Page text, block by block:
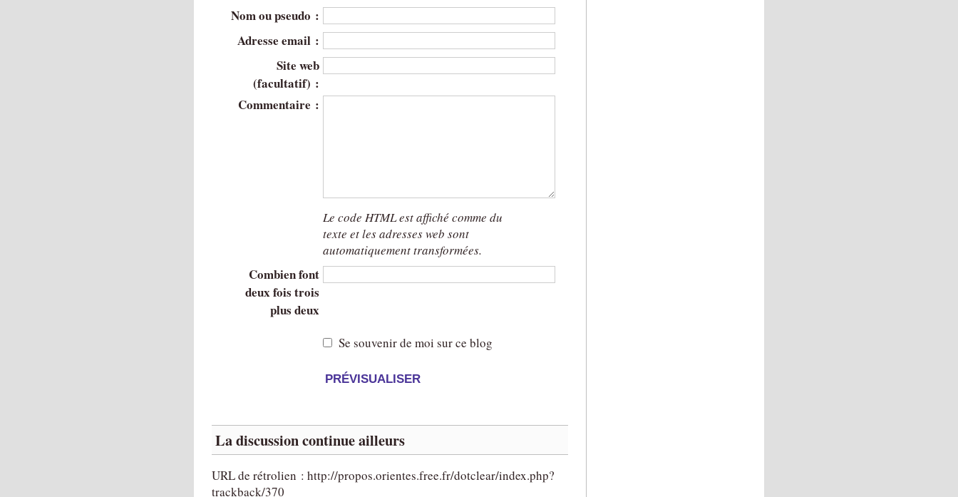
Nom ou pseudo :
Adresse email :
Site web
(facultatif) :
Commentaire :
Le code HTML est affiché comme du
texte et les adresses web sont
automatiquement transformées.
Combien font
deux fois trois
plus deux
Se souvenir de moi sur ce blog
La discussion continue ailleurs
URL de rétrolien : http://propos.orientes.free.fr/dotclear/index.php?
trackback/370